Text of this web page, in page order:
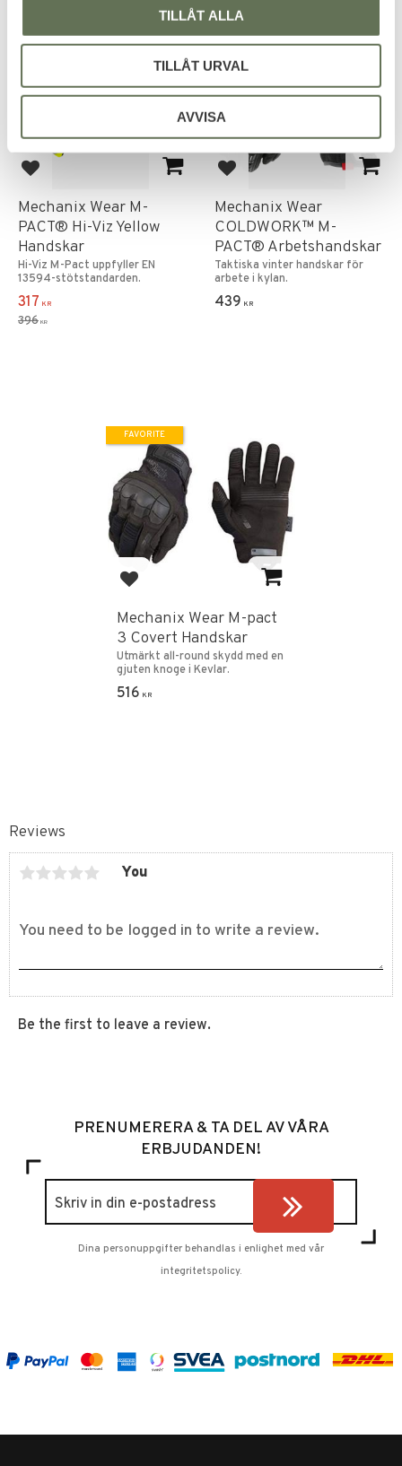
TILLÅT ALLA
TILLÅT URVAL
AVVISA
Reviews
You
Be the first to leave a review.
Add to favorites
Mechanix Wear M-
PACT® Hi-Viz Yellow
Handskar
Hi-Viz M-Pact uppfyller EN
13594-stötstandarden.
317 KR
396 KR
20%
Add to favorites
Mechanix Wear
COLDWORK™ M-
PACT® Arbetshandskar
Taktiska vinter handskar för
arbete i kylan.
439 KR
FAVORITE
Add to favorites
Mechanix Wear M-pact
3 Covert Handskar
Utmärkt all-round skydd med en
gjuten knoge i Kevlar.
516 KR
FAVORITE
PRENUMERERA & TA DEL AV VÅRA
ERBJUDANDEN!
Dina personuppgifter behandlas i enlighet med vår
integritetspolicy.